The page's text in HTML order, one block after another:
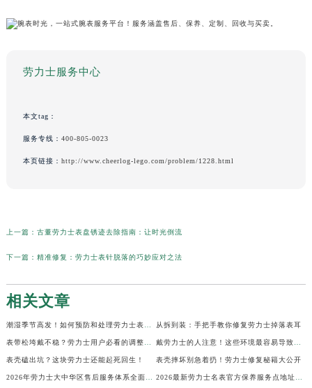
劳力士服务中心
本文tag：
服务专线： 400-805-0023
本页链接： http://www.cheerlog-lego.com/problem/1228.html
上一篇： 古董劳力士表盘锈迹去除指南：让时光倒流
下一篇： 精准修复：劳力士表针脱落的巧妙应对之法
相关文章
从拆到装：手把手教你修复劳力士掉落表耳
表壳磕出坑？这块劳力士还能起死回生！ 表壳摔坏别急着扔！劳力士修复秘籍大公开